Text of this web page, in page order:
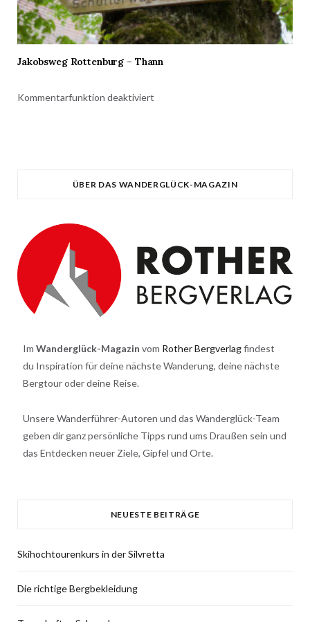
Jakobsweg Rottenburg – Thann
Kommentarfunktion deaktiviert
ÜBER DAS WANDERGLÜCK-MAGAZIN
Im Wanderglück-Magazin vom Rother Bergverlagfindest
du Inspiration für deine nächste Wanderung, deine nächste
Bergtour oder deine Reise.
Unsere Wanderführer-Autoren und das Wanderglück-Team
geben dir ganz persönliche Tipps rund ums Draußen sein und
das Entdecken neuer Ziele, Gipfel und Orte.
NEUESTE BEITRÄGE
Skihochtourenkurs in der Silvretta
Die richtige Bergbekleidung